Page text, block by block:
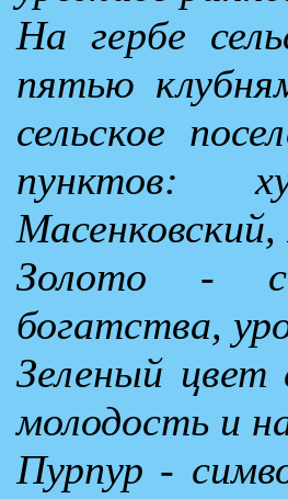
На гербе
пятью
сельское
пунктов:
Золото -
богатства,
Зеленый цвет
молодость и
Пурпур -